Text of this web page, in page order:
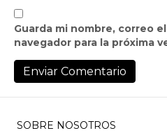
Guarda mi nombre, correo
navegador para la próxima
SOBRE NOSOTROS